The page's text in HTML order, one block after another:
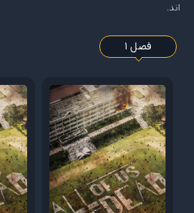
اند.
فصل 1